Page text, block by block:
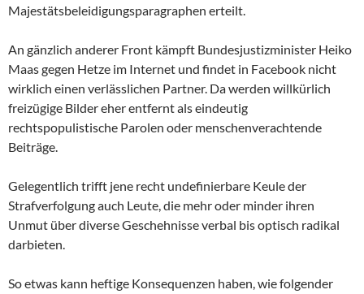
Majestätsbeleidigungsparagraphen erteilt.
An gänzlich anderer Front kämpft Bundesjustizminister Heiko
Maas gegen Hetze im Internet und findet in Facebook nicht
wirklich einen verlässlichen Partner. Da werden willkürlich
freizügige Bilder eher entfernt als eindeutig
rechtspopulistische Parolen oder menschenverachtende
Beiträge.
Gelegentlich trifft jene recht undefinierbare Keule der
Strafverfolgung auch Leute, die mehr oder minder ihren
Unmut über diverse Geschehnisse verbal bis optisch radikal
darbieten.
So etwas kann heftige Konsequenzen haben, wie folgender